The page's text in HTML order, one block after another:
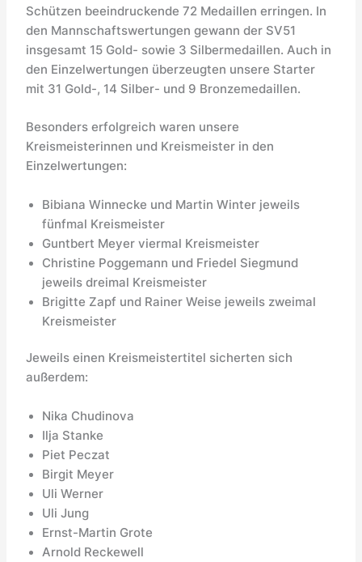
Schützen beeindruckende 72 Medaillen erringen. In
den Mannschaftswertungen gewann der SV51
insgesamt 15 Gold- sowie 3 Silbermedaillen. Auch in
den Einzelwertungen überzeugten unsere Starter
mit 31 Gold-, 14 Silber- und 9 Bronzemedaillen.
Besonders erfolgreich waren unsere
Kreismeisterinnen und Kreismeister in den
Einzelwertungen:
Bibiana Winnecke und Martin Winter jeweils
fünfmal Kreismeister
Guntbert Meyer viermal Kreismeister
Christine Poggemann und Friedel Siegmund
jeweils dreimal Kreismeister
Brigitte Zapf und Rainer Weise jeweils zweimal
Kreismeister
Jeweils einen Kreismeistertitel sicherten sich
außerdem:
Nika Chudinova
Ilja Stanke
Piet Peczat
Birgit Meyer
Uli Werner
Uli Jung
Ernst-Martin Grote
Arnold Reckewell